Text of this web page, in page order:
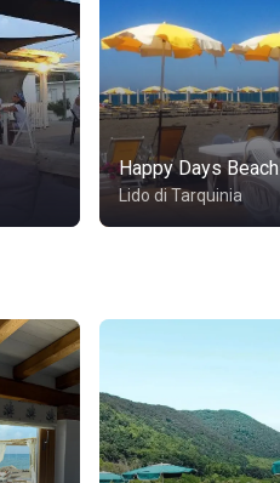
Happy Days Beach
Lido di Tarquinia